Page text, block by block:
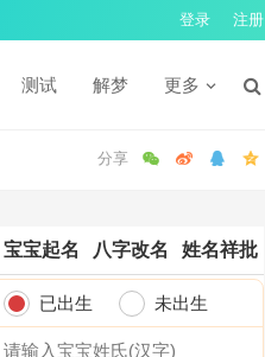
登录 注册
测试 解梦 更多
宝宝起名 八字改名 姓名祥批
已出生 未出生